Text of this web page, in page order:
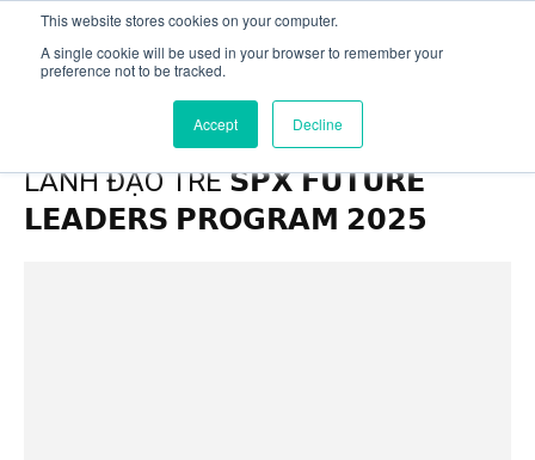
This website stores cookies on your computer.
A single cookie will be used in your browser to remember your
preference not to be tracked.
Accept Decline
𝗦𝗣𝗫 𝗙𝗨𝗧𝗨𝗥𝗘 𝗟𝗘𝗔𝗗𝗘𝗥𝗦 𝗣𝗥𝗢𝗚𝗥𝗔𝗠 𝟮𝟬𝟮𝟱
Tag: CHƯƠNG TRÌNH TUYỂN DỤNG
LÃNH ĐẠO TRẺ 𝗦𝗣𝗫 𝗙𝗨𝗧𝗨𝗥𝗘
𝗟𝗘𝗔𝗗𝗘𝗥𝗦 𝗣𝗥𝗢𝗚𝗥𝗔𝗠 𝟮𝟬𝟮𝟱